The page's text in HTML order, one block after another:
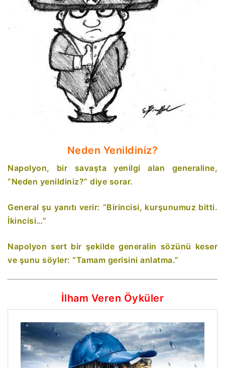
Neden Yenildiniz?
Napolyon, bir savaşta yenilgi alan generaline,
“Neden yenildiniz?” diye sorar.
General şu yanıtı verir: “Birincisi, kurşunumuz bitti.
İkincisi…”
Napolyon sert bir şekilde generalin sözünü keser
ve şunu söyler: “Tamam gerisini anlatma.”
İlham Veren Öyküler